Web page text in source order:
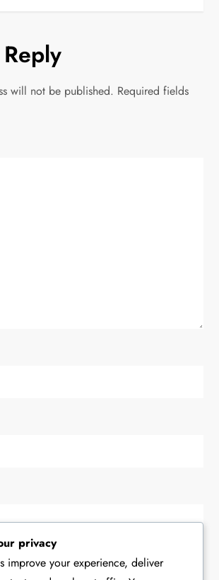
will not be published. Required fields
email, and website in this browser for
privacy
improve your experience, deliver